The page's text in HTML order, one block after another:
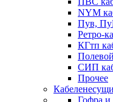
NYM
Пув,
Ретро-
КГтп
СИП
Прочее
Гофра и